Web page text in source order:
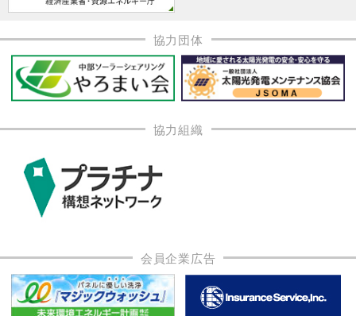
協力団体
協力組織
会員企業広告